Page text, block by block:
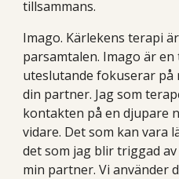
tillsammans.
Imago. Kärlekens terapi
parsamtalen. Imago är
uteslutande fokuserar på
din partner. Jag som
kontakten på en djupare
vidare. Det som kan vara
det som jag blir triggad
min partner. Vi använder